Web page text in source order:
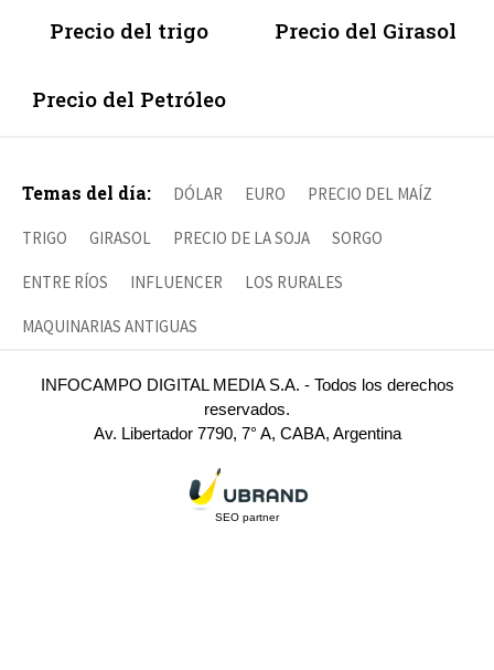
Precio del trigo Precio del Girasol
Precio del Petróleo
Temas del día: DÓLAR EURO PRECIO DEL MAÍZ
TRIGO GIRASOL PRECIO DE LA SOJA SORGO
ENTRE RÍOS INFLUENCER LOS RURALES
MAQUINARIAS ANTIGUAS
INFOCAMPO DIGITAL MEDIA S.A. - Todos los derechos
reservados.
Av. Libertador 7790, 7° A, CABA, Argentina
SEO partner